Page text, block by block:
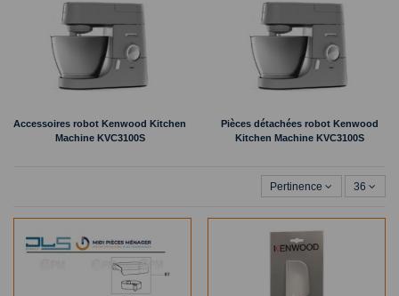
Accessoires robot Kenwood Kitchen
Machine KVC3100S
Pièces détachées robot Kenwood
Kitchen Machine KVC3100S
Pertinence 36